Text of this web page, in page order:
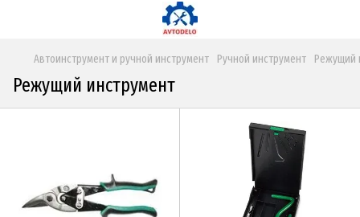
Автоинструмент и ручной инструмент Ручной инструмент Режущий
Режущий инструмент